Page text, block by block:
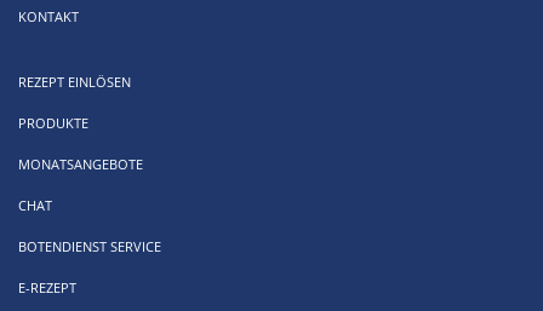
KONTAKT
REZEPT EINLÖSEN
PRODUKTE
MONATSANGEBOTE
CHAT
BOTENDIENST SERVICE
E-REZEPT